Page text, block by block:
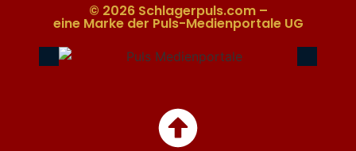
© 2026 Schlagerpuls.com –
eine Marke der Puls-Medienportale UG​